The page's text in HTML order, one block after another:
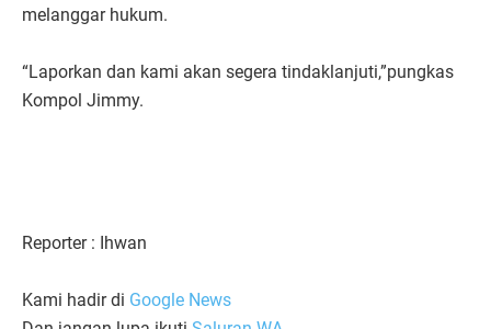
melanggar hukum.
“Laporkan dan kami akan segera tindaklanjuti,”pungkas
Kompol Jimmy.
Reporter : Ihwan
Kami hadir di Google News